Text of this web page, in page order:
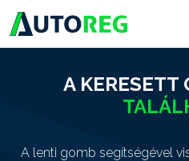
A KERESETT
A lenti gomb segítségével